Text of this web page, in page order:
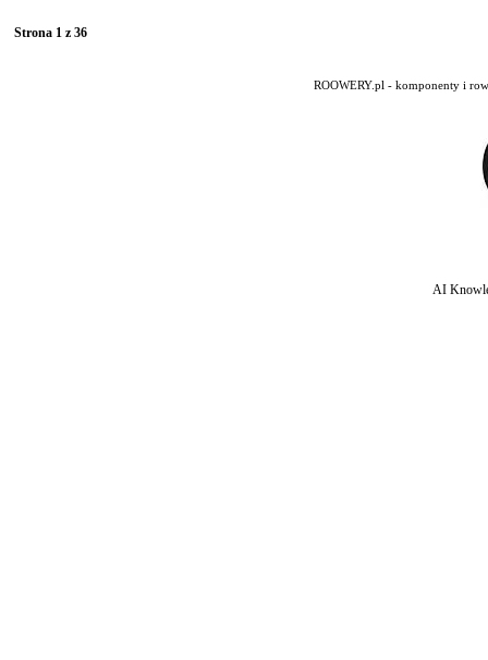
Strona 1 z 36
ROOWERY.pl - komponenty i
AI